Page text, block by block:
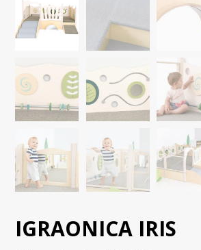
IGRAONICA IRIS